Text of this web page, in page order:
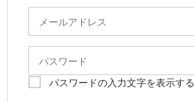
パスワードの入力文字を表示する